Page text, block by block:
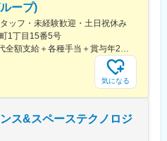
家賃補助の金額に関して、6万円（家
して半分を支給いたします。他にも
。
象に、キャリアチェンジを支援する
、上流工程へ挑戦したいなど転職に
となく、社内で自分の新しいキャリ
定基準を超えた場合、給与に還元し
ープ)
ッフ・未経験歓迎・土日祝休み
1丁目15番5号
気になる
ス&スペーステクノロジ